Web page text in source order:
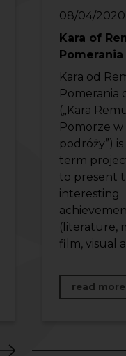
08/04/2020
Kara of
Kara od
Pomerania
(„Kara
Pomorze w
podróży”)
term
to present
interesting
(literature,
film, visual
read more